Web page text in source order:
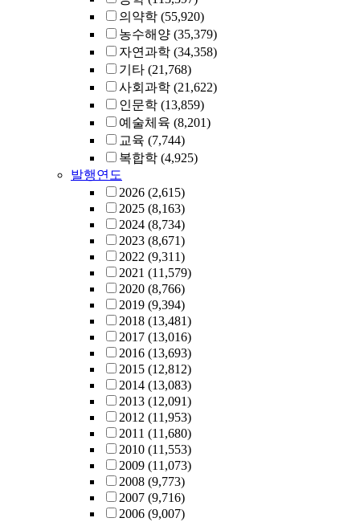
의약학 (55,920)
농수해양 (35,379)
자연과학 (34,358)
기타 (21,768)
사회과학 (21,622)
인문학 (13,859)
예술체육 (8,201)
교육 (7,744)
복합학 (4,925)
발행연도
2026 (2,615)
2025 (8,163)
2024 (8,734)
2023 (8,671)
2022 (9,311)
2021 (11,579)
2020 (8,766)
2019 (9,394)
2018 (13,481)
2017 (13,016)
2016 (13,693)
2015 (12,812)
2014 (13,083)
2013 (12,091)
2012 (11,953)
2011 (11,680)
2010 (11,553)
2009 (11,073)
2008 (9,773)
2007 (9,716)
2006 (9,007)